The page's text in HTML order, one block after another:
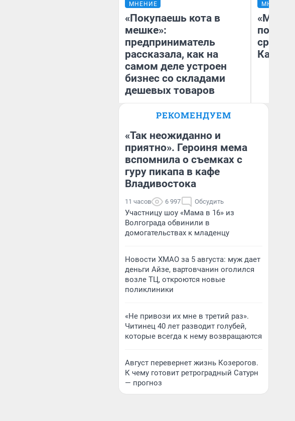
МНЕНИЕ
«Покупаешь кота в
мешке»:
предприниматель
рассказала, как на
самом деле устроен
бизнес со складами
дешевых товаров
Наталья Шорохова
деньги соцразвития
МНЕНИЕ
РЕКОМЕНДУЕМ
«Так неожиданно и
приятно». Героиня мема
вспомнила о съемках с
гуру пикапа в кафе
Владивостока
11 часов 6 997 Обсудить
Участницу шоу «Мама в 16» из
Волгограда обвинили в
домогательствах к младенцу
Новости ХМАО за 5 августа: муж дает
деньги Айзе, вартовчанин оголился
возле ТЦ, откроются новые
поликлиники
«Не привози их мне в третий раз».
Читинец 40 лет разводит голубей,
которые всегда к нему возвращаются
Август перевернет жизнь Козерогов.
К чему готовит ретроградный Сатурн
— прогноз